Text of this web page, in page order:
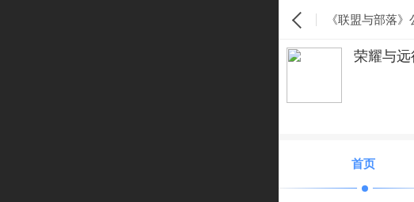
《联盟与部落
荣耀与
首页